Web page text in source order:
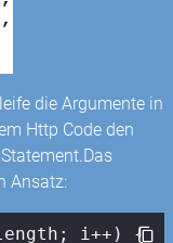
die Argumente in
Http Code den
Ansatz:
i++) {